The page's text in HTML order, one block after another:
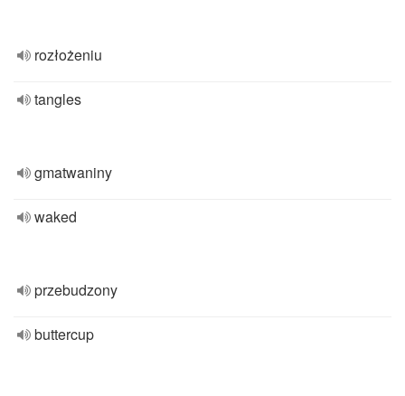
rozłożeniu
tangles
gmatwaniny
waked
przebudzony
buttercup